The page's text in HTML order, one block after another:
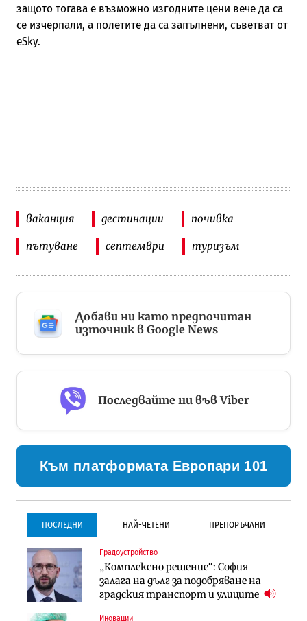
защото тогава е възможно изгодните цени вече да са
се изчерпали, а полетите да са запълнени, съветват от
eSky.
ваканция дестинации почивка
пътуване септември туризъм
Добави ни като предпочитан
източник в Google News
Последвайте ни във Viber
Към платформата Европари 101
ПОСЛЕДНИ НАЙ-ЧЕТЕНИ ПРЕПОРЪЧАНИ
Градоустройство
„Комплексно решение“: София
залага на дълг за подобряване на
градския транспорт и улиците
Иновации
Градоустройство
Столична община избра
изпълнител за преместването на
трамвайното трасе по бул.
Инфраструктура
Проектирането на тунела под
Петрохан ще върви паралелно с
екологичните оценки
Компании